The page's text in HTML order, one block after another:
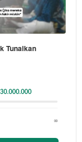
Tunaikan
∞